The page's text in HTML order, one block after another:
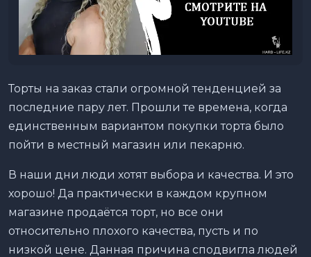
Торты на заказ стали огромной тенденцией за
последние пару лет. Прошли те времена, когда
единственным вариантом покупки торта было
пойти в местный магазин или пекарню.
В наши дни люди хотят выбора и качества. И это
хорошо! Да практически в каждом крупном
магазине продаётся торт, но все они
относительно плохого качества, пусть и по
низкой цене. Данная причина сподвигла людей